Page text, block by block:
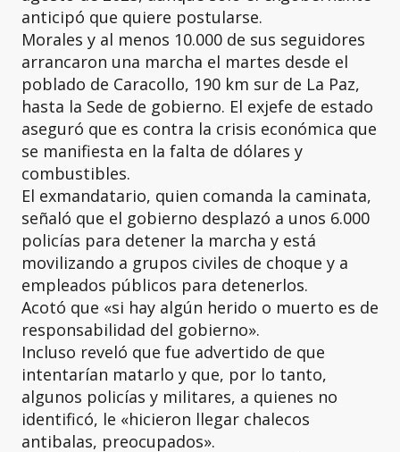
anticipó que quiere postularse.
Morales y al menos 10.000 de sus seguidores
arrancaron una marcha el martes desde el
poblado de Caracollo, 190 km sur de La Paz,
hasta la Sede de gobierno. El exjefe de estado
aseguró que es contra la crisis económica que
se manifiesta en la falta de dólares y
combustibles.
El exmandatario, quien comanda la caminata,
señaló que el gobierno desplazó a unos 6.000
policías para detener la marcha y está
movilizando a grupos civiles de choque y a
empleados públicos para detenerlos.
Acotó que «si hay algún herido o muerto es de
responsabilidad del gobierno».
Incluso reveló que fue advertido de que
intentarían matarlo y que, por lo tanto,
algunos policías y militares, a quienes no
identificó, le «hicieron llegar chalecos
antibalas, preocupados».